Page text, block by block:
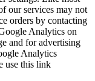
our services may not
orders by contacting
Analytics on
and for advertising
Analytics
use this link